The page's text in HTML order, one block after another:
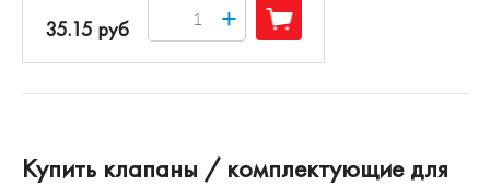
35.15 руб +
Купить клапаны / комплектующие для